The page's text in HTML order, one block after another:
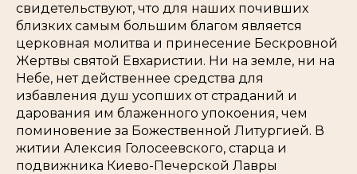
свидетельствуют, что для наших почивших
близких самым большим благом является
церковная молитва и принесение Бескровной
Жертвы святой Евхаристии. Ни на земле, ни на
Небе, нет действеннее средства для
избавления душ усопших от страданий и
дарования им блаженного упокоения, чем
поминовение за Божественной Литургией. В
житии Алексия Голосеевского, старца и
подвижника Киево-Печерской Лавры